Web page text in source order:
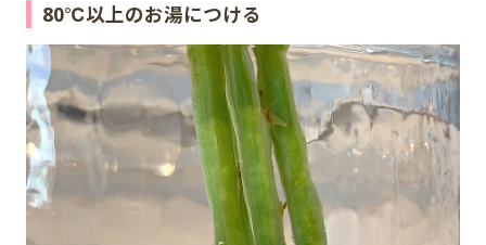
80℃以上のお湯につける